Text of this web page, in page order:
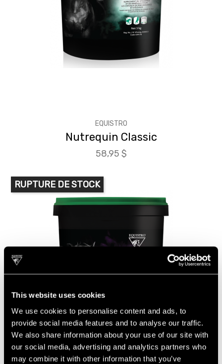
This website uses cookies
We use cookies to personalise content and ads, to
provide social media features and to analyse our traffic.
We also share information about your use of our site with
our social media, advertising and analytics partners who
may combine it with other information that you’ve
EQUISTRO
Nutrequin Classic
Prix
58,95 $
RUPTURE DE STOCK